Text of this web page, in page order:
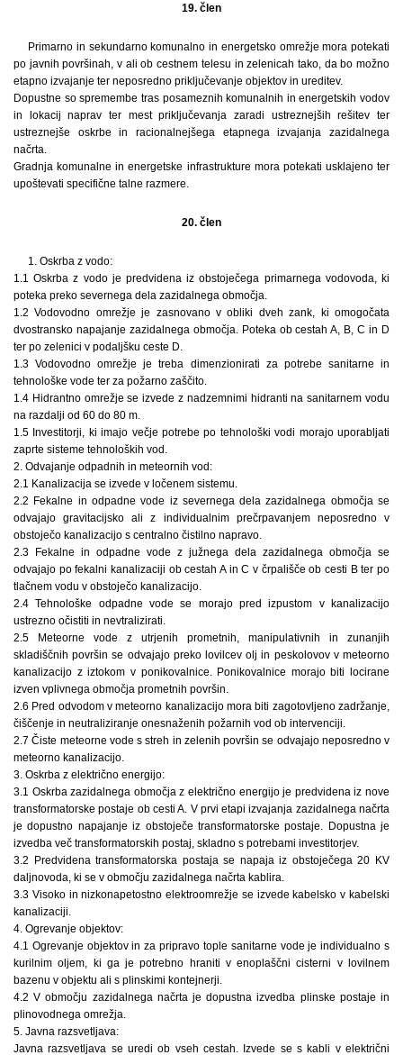
19. člen
Primarno in sekundarno komunalno in energetsko omrežje mora potekati
po javnih površinah, v ali ob cestnem telesu in zelenicah tako, da bo možno
etapno izvajanje ter neposredno priključevanje objektov in ureditev.
Dopustne so spremembe tras posameznih komunalnih in energetskih vodov
in lokacij naprav ter mest priključevanja zaradi ustreznejših rešitev ter
ustreznejše oskrbe in racionalnejšega etapnega izvajanja zazidalnega
načrta.
Gradnja komunalne in energetske infrastrukture mora potekati usklajeno ter
upoštevati specifične talne razmere.
20. člen
1. Oskrba z vodo:
1.1 Oskrba z vodo je predvidena iz obstoječega primarnega vodovoda, ki
poteka preko severnega dela zazidalnega območja.
1.2 Vodovodno omrežje je zasnovano v obliki dveh zank, ki omogočata
dvostransko napajanje zazidalnega območja. Poteka ob cestah A, B, C in D
ter po zelenici v podaljšku ceste D.
1.3 Vodovodno omrežje je treba dimenzionirati za potrebe sanitarne in
tehnološke vode ter za požarno zaščito.
1.4 Hidrantno omrežje se izvede z nadzemnimi hidranti na sanitarnem vodu
na razdalji od 60 do 80 m.
1.5 Investitorji, ki imajo večje potrebe po tehnološki vodi morajo uporabljati
zaprte sisteme tehnoloških vod.
2. Odvajanje odpadnih in meteornih vod:
2.1 Kanalizacija se izvede v ločenem sistemu.
2.2 Fekalne in odpadne vode iz severnega dela zazidalnega območja se
odvajajo gravitacijsko ali z individualnim prečrpavanjem neposredno v
obstoječo kanalizacijo s centralno čistilno napravo.
2.3 Fekalne in odpadne vode z južnega dela zazidalnega območja se
odvajajo po fekalni kanalizaciji ob cestah A in C v črpališče ob cesti B ter po
tlačnem vodu v obstoječo kanalizacijo.
2.4 Tehnološke odpadne vode se morajo pred izpustom v kanalizacijo
ustrezno očistiti in nevtralizirati.
2.5 Meteorne vode z utrjenih prometnih, manipulativnih in zunanjih
skladiščnih površin se odvajajo preko lovilcev olj in peskolovov v meteorno
kanalizacijo z iztokom v ponikovalnice. Ponikovalnice morajo biti locirane
izven vplivnega območja prometnih površin.
2.6 Pred odvodom v meteorno kanalizacijo mora biti zagotovljeno zadržanje,
čiščenje in neutraliziranje onesnaženih požarnih vod ob intervenciji.
2.7 Čiste meteorne vode s streh in zelenih površin se odvajajo neposredno v
meteorno kanalizacijo.
3. Oskrba z električno energijo:
3.1 Oskrba zazidalnega območja z električno energijo je predvidena iz nove
transformatorske postaje ob cesti A. V prvi etapi izvajanja zazidalnega načrta
je dopustno napajanje iz obstoječe transformatorske postaje. Dopustna je
izvedba več transformatorskih postaj, skladno s potrebami investitorjev.
3.2 Predvidena transformatorska postaja se napaja iz obstoječega 20 KV
daljnovoda, ki se v območju zazidalnega načrta kablira.
3.3 Visoko in nizkonapetostno elektroomrežje se izvede kabelsko v kabelski
kanalizaciji.
4. Ogrevanje objektov:
4.1 Ogrevanje objektov in za pripravo tople sanitarne vode je individualno s
kurilnim oljem, ki ga je potrebno hraniti v enoplaščni cisterni v lovilnem
bazenu v objektu ali s plinskimi kontejnerji.
4.2 V območju zazidalnega načrta je dopustna izvedba plinske postaje in
plinovodnega omrežja.
5. Javna razsvetljava:
Javna razsvetljava se uredi ob vseh cestah. Izvede se s kabli v električni